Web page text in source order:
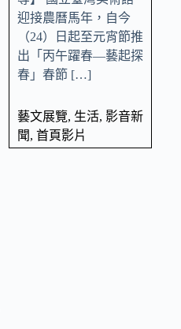
迎接農曆馬年，自今
（24）日起至元宵節推
出「丙午躍春—藝起探
春」春節 […]
藝文展覽, 生活, 影音新
聞, 首頁影片